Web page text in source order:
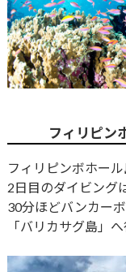
フィリピン
フィリピンボホール
2日目のダイビング
30分ほどバンカー
「バリカサグ島」へ